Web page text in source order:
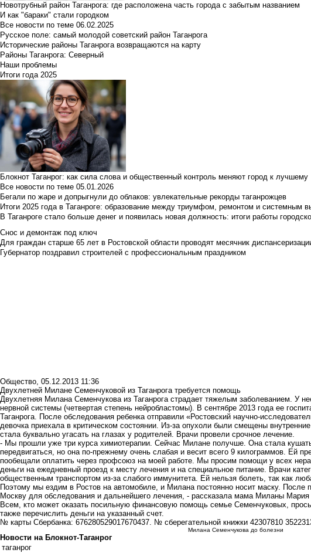
Новотрубный район Таганрога: где расположена часть города с забытым названием
И как "бараки" стали городком
Все новости по теме 06.02.2025
Русское поле: самый молодой советский район Таганрога
Исторические районы Таганрога возвращаются на карту
Районы Таганрога: Северный
Наши проблемы
Итоги года 2025
Блокнот Таганрог: как сила слова и общественный контроль меняют город к лучшему
Все новости по теме 05.01.2026
Бегали по жаре и допрыгнули до облаков: увлекательные рекорды таганрожцев
Итоги 2025 года в Таганроге: образование между триумфом, ремонтом и системным
В Таганроге стало больше денег и появилась новая должность: итоги работы
Снос и демонтаж под ключ
Для граждан старше 65 лет в Ростовской области проводят месячник
Губернатор поздравил строителей с профессиональным праздником
Общество, 05.12.2013 11:36
Двухлетней Милане Семенчуковой из Таганрога требуется помощь
Двухлетняя Милана Семенчукова из Таганрога страдает тяжелым заболеванием. У
нервной системы (четвертая степень нейробластомы). В сентябре 2013 года ее
Таганрога. После обследования ребенка отправили «Ростовский научно-
девочка приехала в критическом состоянии. Из-за опухоли были смещены
стала буквально угасать на глазах у родителей. Врачи провели срочное лечение.
- Мы прошли уже три курса химиотерапии. Сейчас Милане получше. Она стала
передвигаться, но она по-прежнему очень слабая и весит всего 9 килограммов. Ей
пообещали оплатить через профсоюз на моей работе. Мы просим помощи у всех
деньги на ежедневный проезд к месту лечения и на специальное питание. Врачи
общественным транспортом из-за слабого иммунитета. Ей нельзя болеть, так как
Поэтому мы ездим в Ростов на автомобиле, и Милана постоянно носит маску. После
Москву для обследования и дальнейшего лечения, - рассказала мама Миланы Мария
Всем, кто может оказать посильную финансовую помощь семье Семенчуковых,
также перечислить деньги на указанный счет.
№ карты Сбербанка: 676280529017670437. № сберегательной книжки 42307810
Милана Семенчукова до болезни
Новости на Блoкнoт-Таганрог
таганрог